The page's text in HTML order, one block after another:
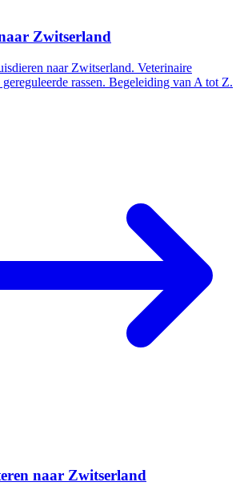
Zwitserland
naar Zwitserland. Veterinaire
rassen. Begeleiding van A tot Z.
naar Zwitserland